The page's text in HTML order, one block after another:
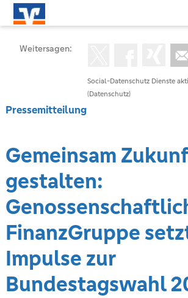
Social-Datenschutz Dienste
(Datenschutz)
Weitersagen:
Pressemitteilung
Gemeinsam
gestalten:
FinanzGruppe
Impulse zur
Bundestagswahl